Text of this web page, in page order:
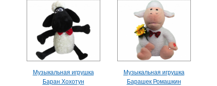
Музыкальная игрушка
Баран Хохотун
Музыкальная игрушка
Барашек Ромашкин